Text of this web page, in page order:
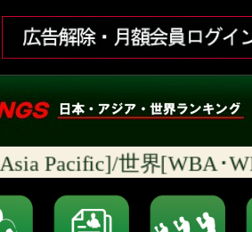
Pacific]/世界[WBA･